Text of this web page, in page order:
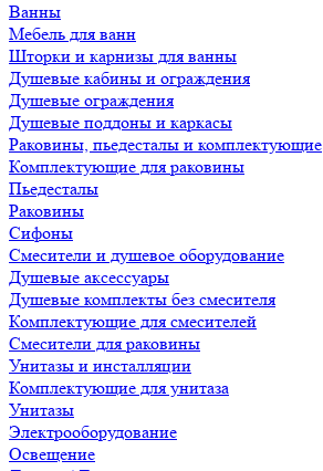
Ванны
Мебель для ванн
Шторки и карнизы для ванны
Душевые кабины и ограждения
Душевые ограждения
Душевые поддоны и каркасы
Раковины, пьедесталы и комплектующие
Комплектующие для раковины
Пьедесталы
Раковины
Сифоны
Смесители и душевое оборудование
Душевые аксессуары
Душевые комплекты без смесителя
Комплектующие для смесителей
Смесители для раковины
Унитазы и инсталляции
Комплектующие для унитаза
Унитазы
Электрооборудование
Освещение